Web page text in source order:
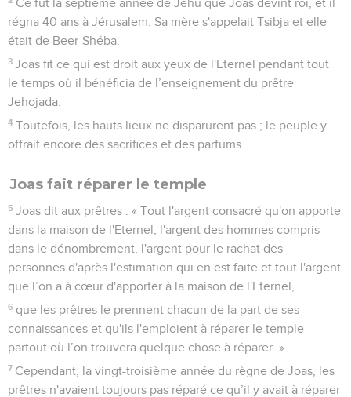
Ce fut la septième année de Jéhu que Joas devint roi, et il
régna 40 ans à Jérusalem. Sa mère s'appelait Tsibja et elle
était de Beer-Shéba.
3 Joas fit ce qui est droit aux yeux de l'Eternel pendant tout
le temps où il bénéficia de l’enseignement du prêtre
Jehojada.
4 Toutefois, les hauts lieux ne disparurent pas ; le peuple y
offrait encore des sacrifices et des parfums.
Joas fait réparer le temple
5 Joas dit aux prêtres : « Tout l'argent consacré qu'on apporte
dans la maison de l'Eternel, l'argent des hommes compris
dans le dénombrement, l'argent pour le rachat des
personnes d'après l'estimation qui en est faite et tout l'argent
que l’on a à cœur d'apporter à la maison de l'Eternel,
6 que les prêtres le prennent chacun de la part de ses
connaissances et qu'ils l'emploient à réparer le temple
partout où l’on trouvera quelque chose à réparer. »
7 Cependant, la vingt-troisième année du règne de Joas, les
prêtres n'avaient toujours pas réparé ce qu’il y avait à réparer